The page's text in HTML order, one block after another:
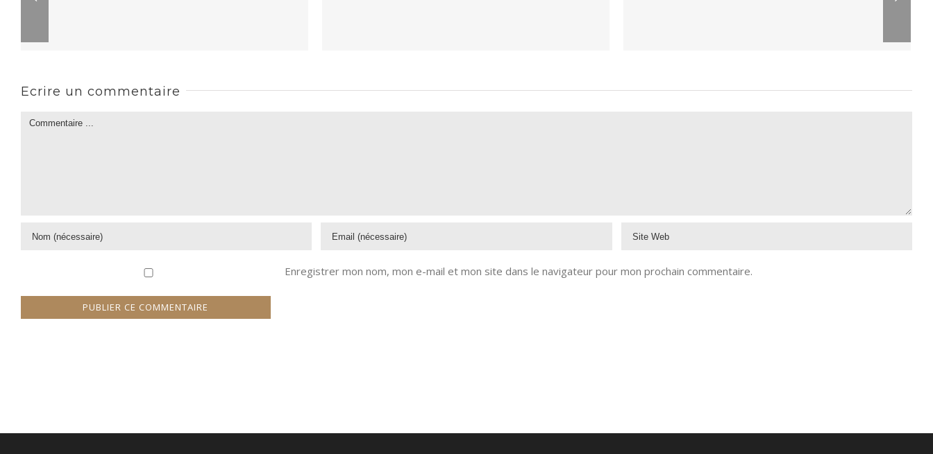
Ecrire un commentaire
Enregistrer mon nom, mon e-mail et mon site dans le navigateur pour mon prochain commentaire.